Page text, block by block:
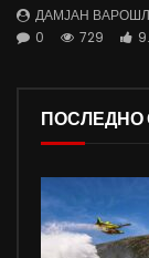
ДАМЈАН
0
729
ПОСЛЕДНО